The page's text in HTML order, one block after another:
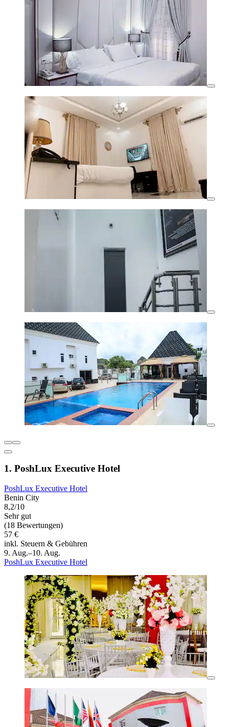
1. PoshLux Executive Hotel
PoshLux Executive Hotel
Benin City
8,2/10
Sehr gut
(18 Bewertungen)
57 €
inkl. Steuern & Gebühren
9. Aug.–10. Aug.
PoshLux Executive Hotel